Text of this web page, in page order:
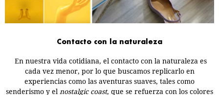
Contacto con la naturaleza
En nuestra vida cotidiana, el contacto con la naturaleza es
cada vez menor, por lo que buscamos replicarlo en
experiencias como las aventuras suaves, tales como
senderismo y el nostalgic coast, que se refuerza con los colores